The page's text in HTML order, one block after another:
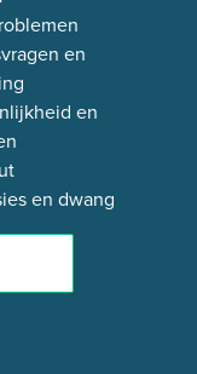
en
en
en dwang